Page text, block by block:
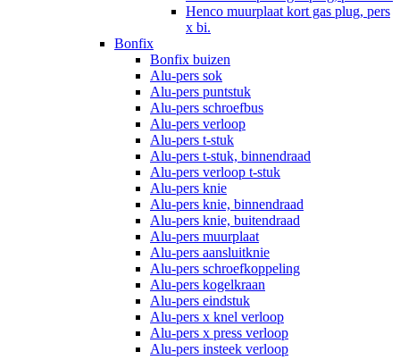
Henco muurplaat kort gas plug, pers
x bi.
Bonfix
Bonfix buizen
Alu-pers sok
Alu-pers puntstuk
Alu-pers schroefbus
Alu-pers verloop
Alu-pers t-stuk
Alu-pers t-stuk, binnendraad
Alu-pers verloop t-stuk
Alu-pers knie
Alu-pers knie, binnendraad
Alu-pers knie, buitendraad
Alu-pers muurplaat
Alu-pers aansluitknie
Alu-pers schroefkoppeling
Alu-pers kogelkraan
Alu-pers eindstuk
Alu-pers x knel verloop
Alu-pers x press verloop
Alu-pers insteek verloop